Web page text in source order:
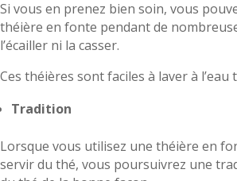
Si vous en prenez bien soin, vous
théière en fonte pendant de
l’écailler ni la casser.
Ces théières sont faciles à laver à l’eau
Tradition
Lorsque vous utilisez une théière en
servir du thé, vous poursuivrez une